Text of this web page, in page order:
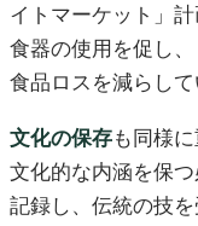
イトマーケット」
食器の使用を促し
食品ロスを減らして
文化の保存も同様
文化的な内涵を保
記録し、伝統の技